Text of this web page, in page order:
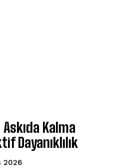
Kalma
Dayanıklılık
2026